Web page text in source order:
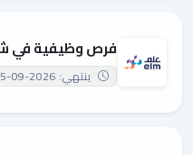
فرص وظيفية في
ينتهي: 2026-09-05